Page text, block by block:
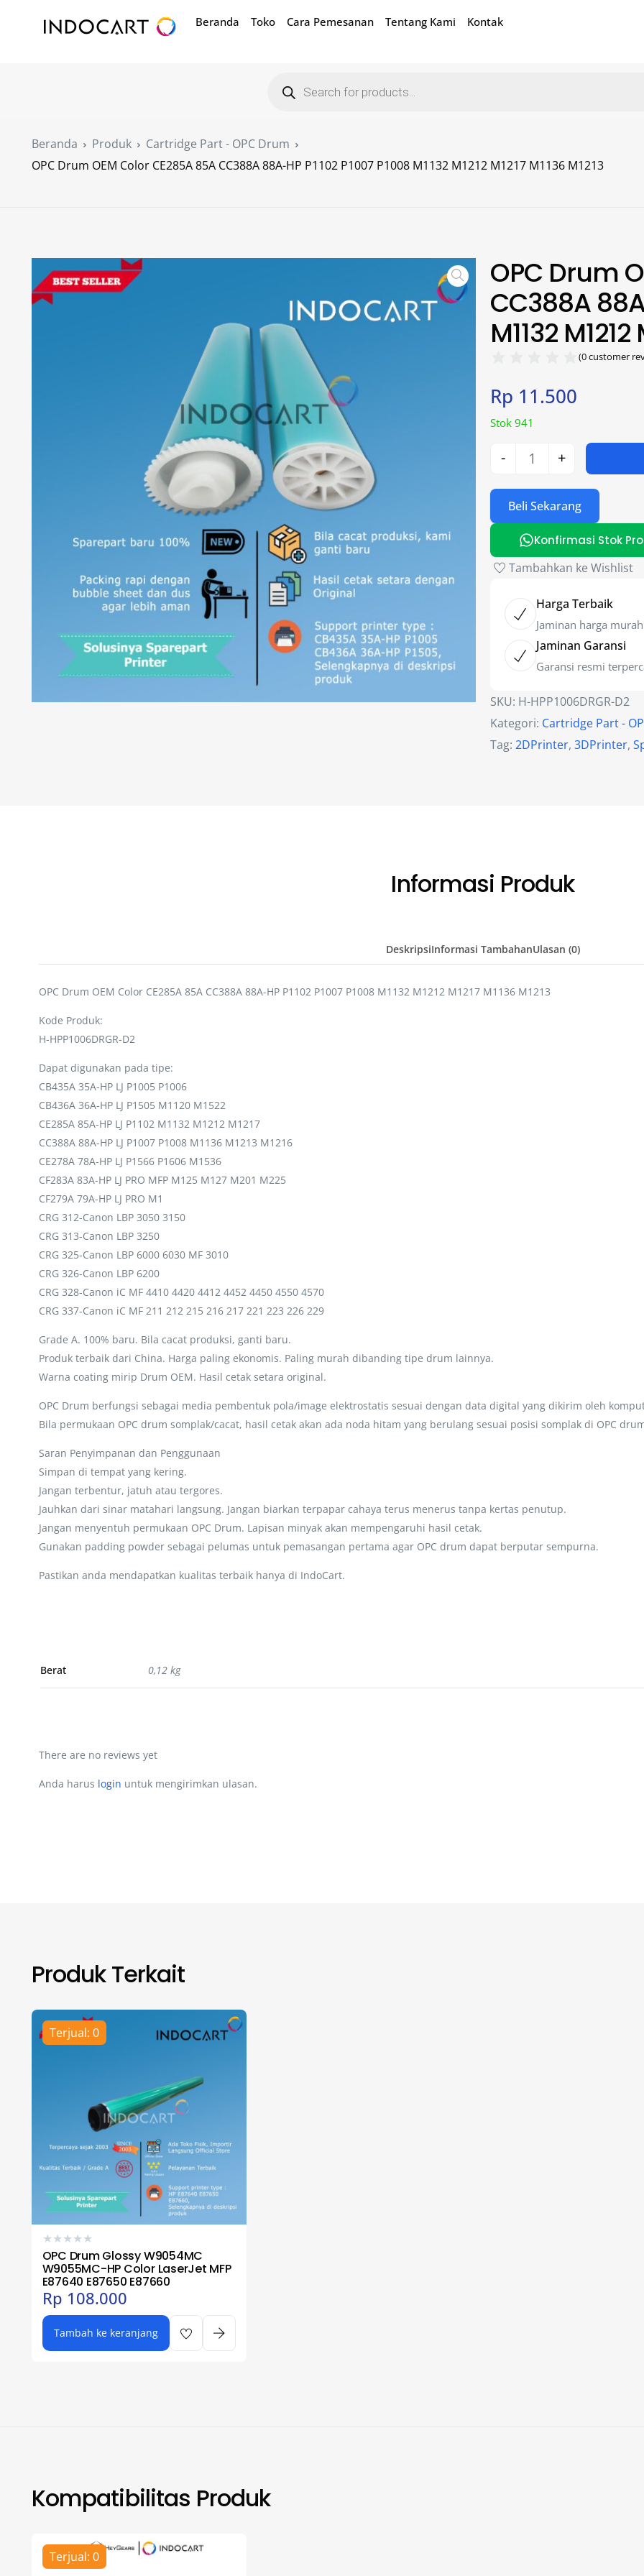
Beranda Toko Cara Pemesanan Tentang Kami Kontak
Beranda Produk
Cartridge Part - OPC Drum
OPC Drum OEM Color CE285A 85A CC388A 88A-HP P1102 P1007 P1008 M1132 M1212 M1217 M1136 M1213
OPC Drum
CC388A
M1132 M1212
(0customer
Rp 11.500
Stok 941
- +
Beli Sekarang
Konfirmasi Stok
Tambahkan ke Wishlist
Harga Terbaik
Jaminan harga murah
Jaminan Garansi
Garansi resmi
SKU: H-HPP1006DRGR-D2
Kategori: Cartridge Part -
Tag: 2DPrinter, 3DPrinter,
Informasi Produk
DeskripsiInformasi TambahanUlasan (0)
OPC Drum OEM Color CE285A 85A CC388A 88A-HP P1102 P1007 P1008 M1132 M1212 M1217 M1136 M1213
Kode Produk:
H-HPP1006DRGR-D2
Dapat digunakan pada tipe:
CB435A 35A-HP LJ P1005 P1006
CB436A 36A-HP LJ P1505 M1120 M1522
CE285A 85A-HP LJ P1102 M1132 M1212 M1217
CC388A 88A-HP LJ P1007 P1008 M1136 M1213 M1216
CE278A 78A-HP LJ P1566 P1606 M1536
CF283A 83A-HP LJ PRO MFP M125 M127 M201 M225
CF279A 79A-HP LJ PRO M1
CRG 312-Canon LBP 3050 3150
CRG 313-Canon LBP 3250
CRG 325-Canon LBP 6000 6030 MF 3010
CRG 326-Canon LBP 6200
CRG 328-Canon iC MF 4410 4420 4412 4452 4450 4550 4570
CRG 337-Canon iC MF 211 212 215 216 217 221 223 226 229
Grade A. 100% baru. Bila cacat produksi, ganti baru.
Produk terbaik dari China. Harga paling ekonomis. Paling murah dibanding tipe drum lainnya.
Warna coating mirip Drum OEM. Hasil cetak setara original.
OPC Drum berfungsi sebagai media pembentuk pola/image elektrostatis sesuai dengan data digital yang dikirim oleh
Bila permukaan OPC drum somplak/cacat, hasil cetak akan ada noda hitam yang berulang sesuai posisi somplak di OPC
Saran Penyimpanan dan Penggunaan
Simpan di tempat yang kering.
Jangan terbentur, jatuh atau tergores.
Jauhkan dari sinar matahari langsung. Jangan biarkan terpapar cahaya terus menerus tanpa kertas penutup.
Jangan menyentuh permukaan OPC Drum. Lapisan minyak akan mempengaruhi hasil cetak.
Gunakan padding powder sebagai pelumas untuk pemasangan pertama agar OPC drum dapat berputar sempurna.
Pastikan anda mendapatkan kualitas terbaik hanya di IndoCart.
Berat 0,12 kg
There are no reviews yet
Anda harus login untuk mengirimkan ulasan.
Produk Terkait
Terjual: 0
★★★★★
OPC Drum Glossy W9054MC
W9055MC-HP Color LaserJet MFP
E87640 E87650 E87660
Rp 108.000
Tambah ke keranjang
Kompatibilitas Produk
Terjual: 0